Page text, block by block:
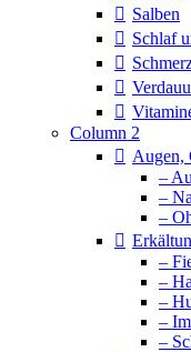
Salben
Schlaf
Column 2
Augen,
–
–
–
–
–
–
–
–